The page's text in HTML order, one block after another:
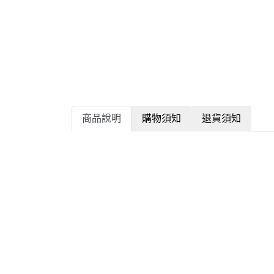
商品說明 購物須知 退貨須知